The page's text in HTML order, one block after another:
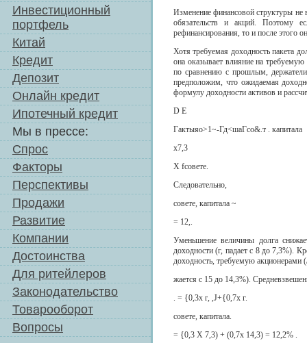
Инвестиционный
портфель
Китай
Кредит
Депозит
Онлайн кредит
Ипотечный кредит
Мы в прессе:
Спрос
Факторы
Перспективы
Продажи
Развитие
Компании
Достоинства
Для ритейлеров
Законодательство
Товарооборот
Вопросы
Изменение финансовой структуры не
обязательств и акций. Поэтому
рефинансирования, то и после этого
Хотя требуемая доходность пакета
она оказывает влияние на
по сравнению с прошлым,
предположим, что ожидаемая
формулу доходности активов и
D Е
Гактыяо>1~-Гд<шаГсо&.т . капитала
х7,3
X fсовете.
Следовательно,
совете, капитала ~
= 12,.
Уменьшение величины долга
доходности (г, падает с 8 до 7,3%).
доходность, требуемую акционерами
жается с 15 до 14,3%).
. = {0,3х r, ,J+{0,7x г.
совете, капитала.
= {0,3 X 7,3) + (0,7х 14,3) = 12,2% .